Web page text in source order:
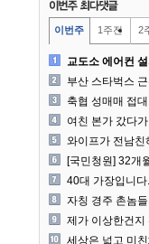
이번주 1주전 2